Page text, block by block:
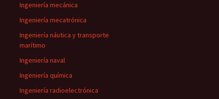
Ingeniería mecánica
Ingeniería mecatrónica
Ingeniería náutica y transporte
marítimo
Ingeniería naval
Ingeniería química
Ingeniería radioelectrónica